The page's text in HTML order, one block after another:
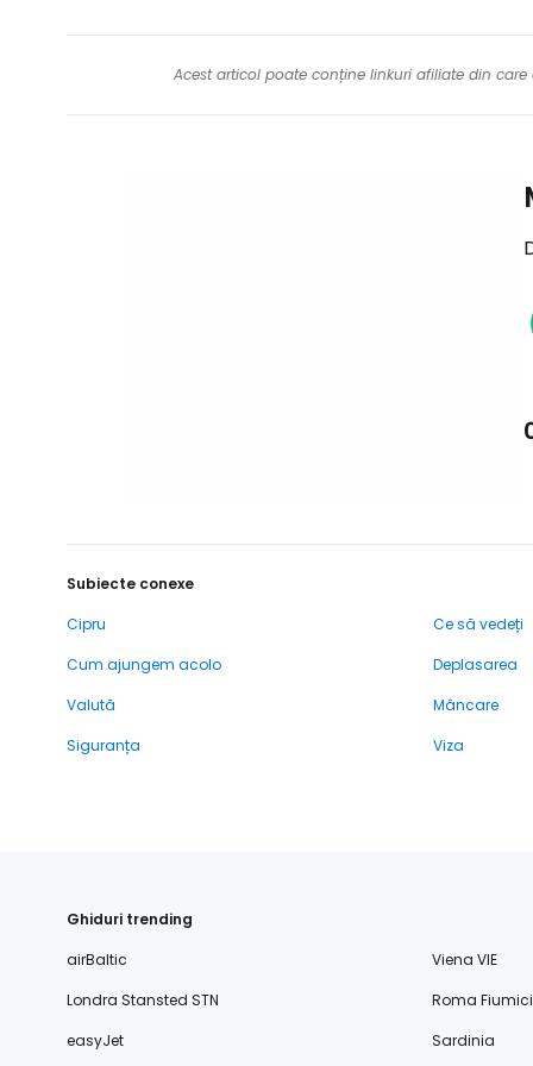
Acest articol poate conține linkuri afiliate din
Subiecte conexe
Cipru
Ce să vedeți
Cum ajungem acolo
Deplasarea
Valută
Mâncare
Siguranța
Viza
Ghiduri trending
airBaltic
Viena VIE
Londra Stansted STN
Roma
easyJet
Sardinia